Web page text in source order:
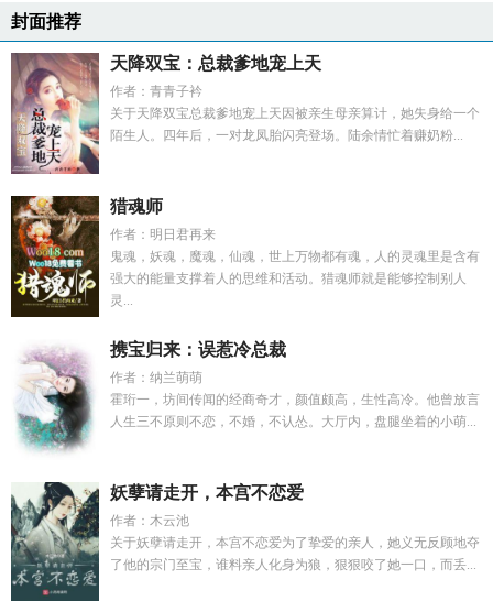
封面推荐
天降双宝：总裁爹地宠上天
作者：青青子衿
关于天降双宝总裁爹地宠上天因被亲生母亲算计，她失身给一个
陌生人。四年后，一对龙凤胎闪亮登场。陆余情忙着赚奶粉...
猎魂师
作者：明日君再来
鬼魂，妖魂，魔魂，仙魂，世上万物都有魂，人的灵魂里是含有
强大的能量支撑着人的思维和活动。猎魂师就是能够控制别人
灵...
携宝归来：误惹冷总裁
作者：纳兰萌萌
霍珩一，坊间传闻的经商奇才，颜值颇高，生性高冷。他曾放言
人生三不原则不恋，不婚，不认怂。大厅内，盘腿坐着的小萌...
妖孽请走开，本宫不恋爱
作者：木云池
关于妖孽请走开，本宫不恋爱为了挚爱的亲人，她义无反顾地夺
了他的宗门至宝，谁料亲人化身为狼，狠狠咬了她一口，而丢...